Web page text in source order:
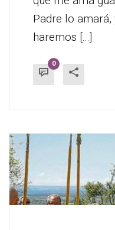
Padre lo
haremos [...]
0